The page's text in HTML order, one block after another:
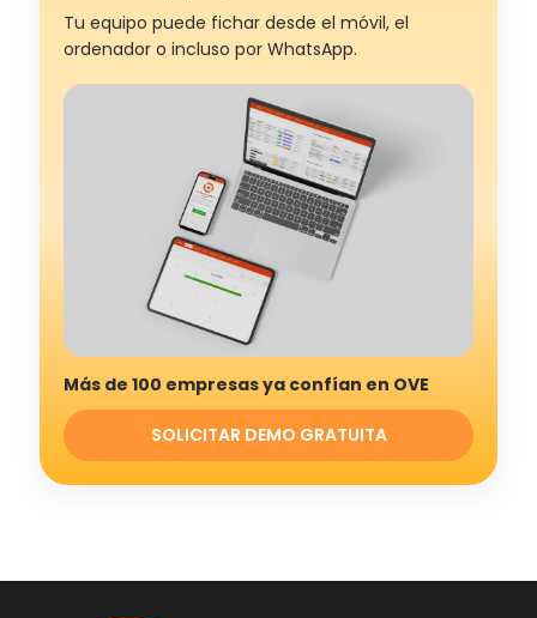
Tu equipo puede fichar desde el móvil, el
ordenador o incluso por WhatsApp.
Más de 100 empresas ya confían en OVE
SOLICITAR DEMO GRATUITA